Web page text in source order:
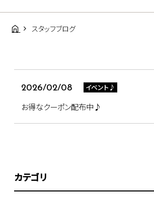
スタッフブログ
2026/02/08 イベント♪
お得なクーポン配布中♪
カテゴリ